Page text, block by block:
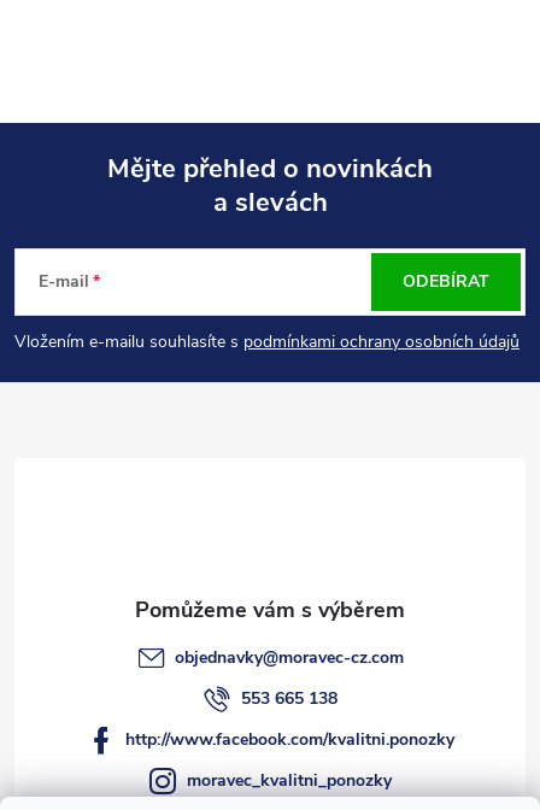
p
a
Mějte přehled o novinkách
a slevách
E-mail
Vložením e-mailu souhlasíte s podmínkami ochrany osobních údajů
ODEBÍRAT
objednavky@moravec-cz.com
553 665 138
http://www.facebook.com/kvalitni.ponozky
moravec_kvalitni_ponozky